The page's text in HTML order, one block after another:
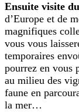
Ensuite visite
d’Europe et de
magnifiques
vous vous
temporaires
pourrez en vous
au milieu des
faune en
la mer…